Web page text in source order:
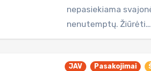
nepasiekiama
nenutemptų. Žiūrėti…
JAV Pasakojimai